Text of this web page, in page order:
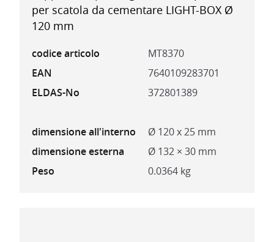
per scatola da cementare LIGHT-BOX Ø
120 mm
codice articolo
MT8370
EAN
7640109283701
ELDAS-No
372801389
dimensione all'interno
Ø 120 x 25 mm
dimensione esterna
Ø 132 × 30 mm
Peso
0.0364 kg